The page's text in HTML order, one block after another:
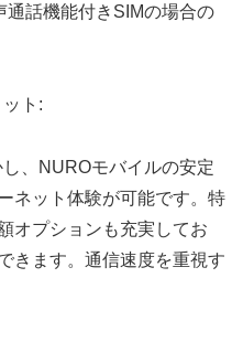
話機能付きSIMの場合の
ト:
、NUROモバイルの安定
ネット体験が可能です。特
オプションも充実してお
きます。通信速度を重視す